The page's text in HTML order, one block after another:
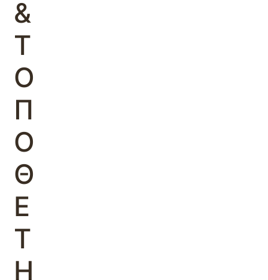
&
Τ
Ο
Π
Ο
Θ
Ε
Τ
Η